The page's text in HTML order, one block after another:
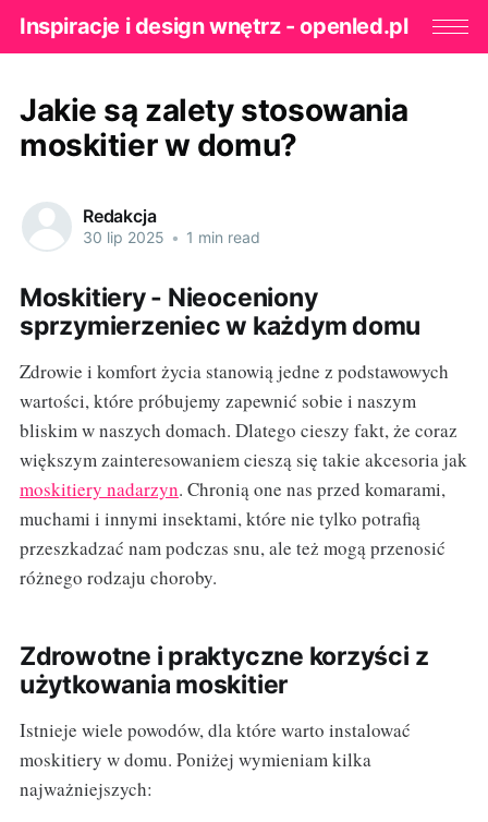
Inspiracje i design wnętrz - openled.pl
Jakie są zalety stosowania
moskitier w domu?
Redakcja
30 lip 2025 • 1 min read
Moskitiery - Nieoceniony
sprzymierzeniec w każdym domu
Zdrowie i komfort życia stanowią jedne z podstawowych
wartości, które próbujemy zapewnić sobie i naszym
bliskim w naszych domach. Dlatego cieszy fakt, że coraz
większym zainteresowaniem cieszą się takie akcesoria jak
moskitiery nadarzyn. Chronią one nas przed komarami,
muchami i innymi insektami, które nie tylko potrafią
przeszkadzać nam podczas snu, ale też mogą przenosić
różnego rodzaju choroby.
Zdrowotne i praktyczne korzyści z
użytkowania moskitier
Istnieje wiele powodów, dla które warto instalować
moskitiery w domu. Poniżej wymieniam kilka
najważniejszych: